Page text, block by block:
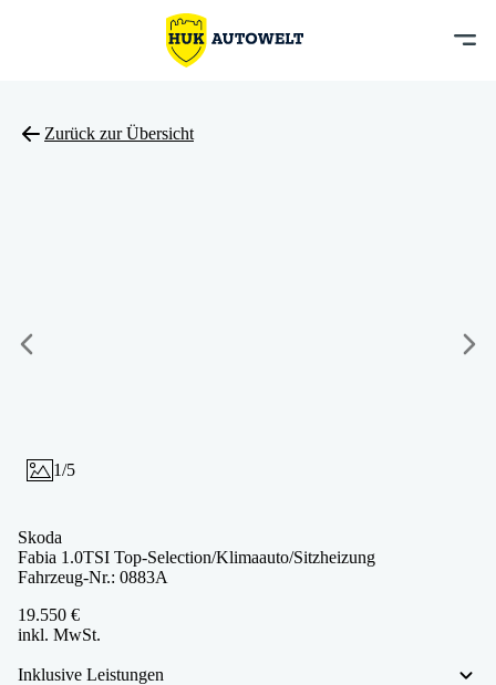
Zurück zur Übersicht
1/5
Skoda
Fabia 1.0TSI Top-Selection/Klimaauto/Sitzheizung
Fahrzeug-Nr.: 0883A
19.550 €
inkl. MwSt.
Inklusive Leistungen